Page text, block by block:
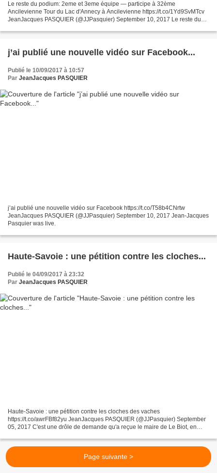
Le reste du podium: 2eme et 3eme équipe — participe à 32ème
Ancilevienne Tour du Lac d'Annecy à Ancilevienne https://t.co/1Yd9SvMTcv
JeanJacques PASQUIER (@JJPasquier) September 10, 2017 Le reste du
j’ai publié une nouvelle vidéo sur Facebook...
Publié le 10/09/2017 à 10:57
Par JeanJacques PASQUIER
j’ai publié une nouvelle vidéo sur Facebook https://t.co/T58b4CNrtw
JeanJacques PASQUIER (@JJPasquier) September 10, 2017 Jean-Jacques
Pasquier was live.
Haute-Savoie : une pétition contre les cloches...
Publié le 04/09/2017 à 23:32
Par JeanJacques PASQUIER
Haute-Savoie : une pétition contre les cloches des vaches
https://t.co/awrFBf82yu JeanJacques PASQUIER (@JJPasquier) September
05, 2017 C'est une drôle de demande qu'a reçue le maire de Le Biot, en
Page suivante >